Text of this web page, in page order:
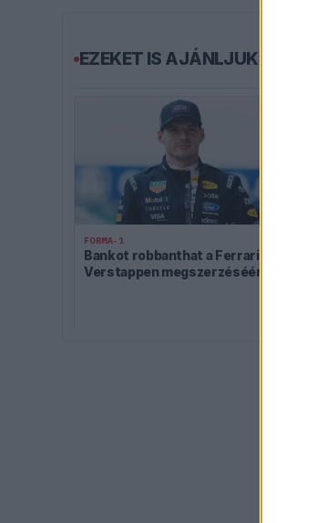
EZEKET IS AJÁNLJUK
FORMA-1
Bankot robbanthat a Ferrari Max
Verstappen megszerzéséért